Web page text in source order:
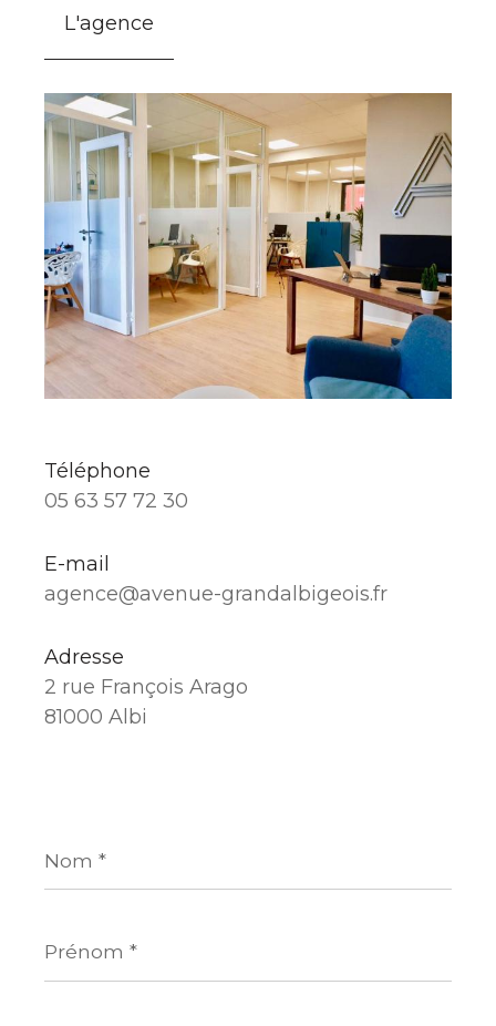
L'agence
Téléphone
05 63 57 72 30
E-mail
agence@avenue-grandalbigeois.fr
Adresse
2 rue François Arago
81000 Albi
*
*